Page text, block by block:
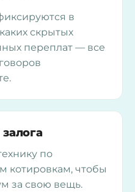
в
скрытых
переплат — все
по
котировкам, чтобы
за свою вещь.